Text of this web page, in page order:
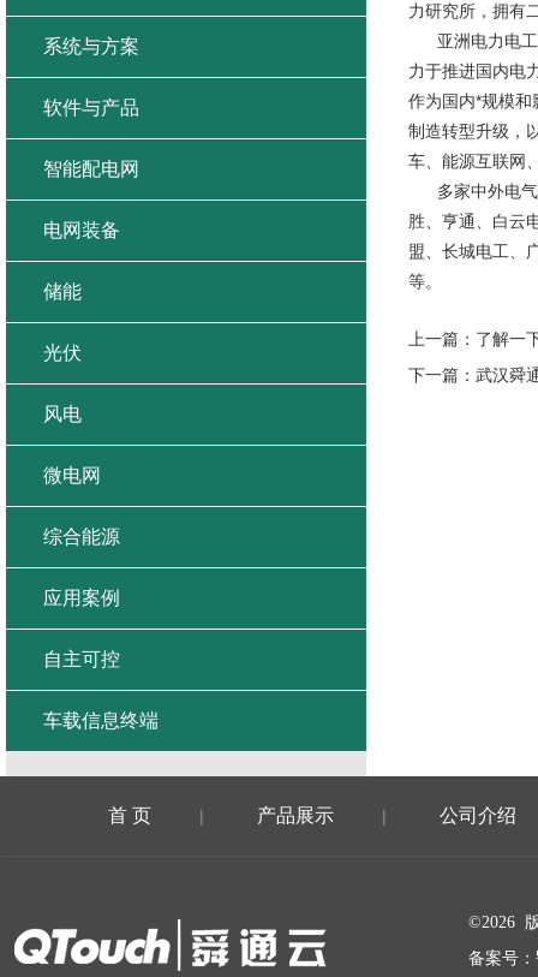
力研究所，拥有
亚洲电力电工
力于推进国内电
作为国内*规模
制造转型升级，
车、能源互联网
多家中外电气
胜、亨通、白云
盟、长城电工、
等。
上一篇： 了解一
下一篇： 武汉舜
系统与方案
软件与产品
智能配电网
电网装备
储能
光伏
风电
微电网
综合能源
应用案例
自主可控
车载信息终端
首 页 | 产品展示 | 公司介绍
©2026
备案号：